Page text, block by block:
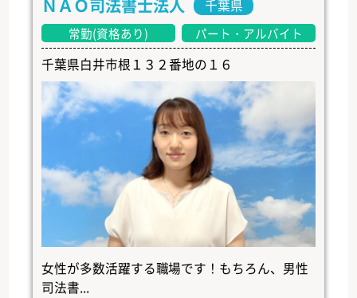
ＮＡＯ司法書士法人 千葉県
常勤(資格あり) パート・アルバイト
千葉県白井市根１３２番地の１６
女性が多数活躍する職場です！もちろん、男性
司法書...